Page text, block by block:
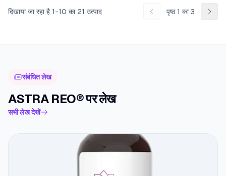
दिखाया जा रहा है 1-10 का 21 उत्पाद पृष्ठ 1 का 3
संबंधित लेख
ASTRA REO® पर लेख
सभी लेख देखें